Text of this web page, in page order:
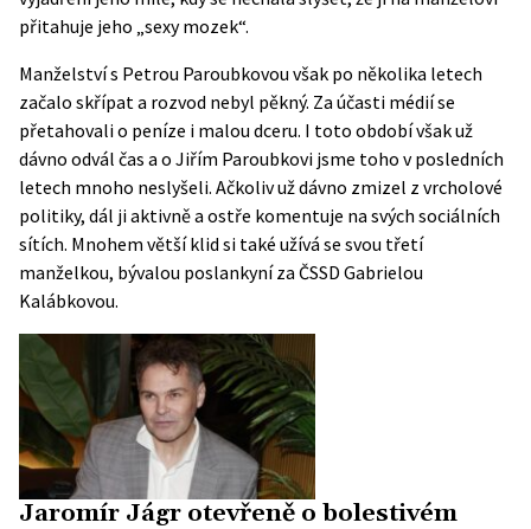
přitahuje jeho „sexy mozek“.
Manželství s Petrou Paroubkovou však po několika letech
začalo skřípat a rozvod nebyl pěkný. Za účasti médií se
přetahovali o peníze i malou dceru. I toto období však už
dávno odvál čas a o Jiřím Paroubkovi jsme toho v posledních
letech mnoho neslyšeli. Ačkoliv už dávno zmizel z vrcholové
politiky, dál ji aktivně a ostře komentuje na svých sociálních
sítích. Mnohem větší klid si také užívá se svou třetí
manželkou, bývalou poslankyní za ČSSD Gabrielou
Kalábkovou.
Jaromír Jágr otevřeně o bolestivém